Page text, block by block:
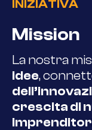
INIZIATIVA
Mission
La nostra
idee,
crescita di